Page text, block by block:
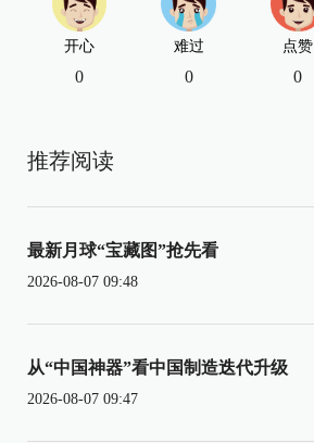
开心
0
难过
0
点赞
0
推荐阅读
最新月球“宝藏图”抢先看
2026-08-07 09:48
从“中国神器”看中国制造迭代升级
2026-08-07 09:47